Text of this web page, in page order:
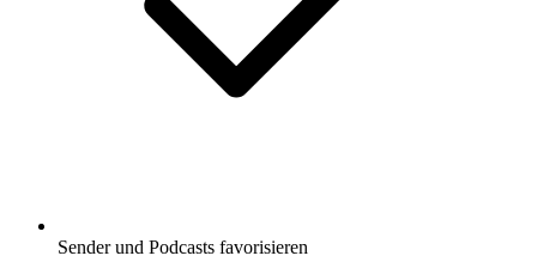
Sender und Podcasts favorisieren